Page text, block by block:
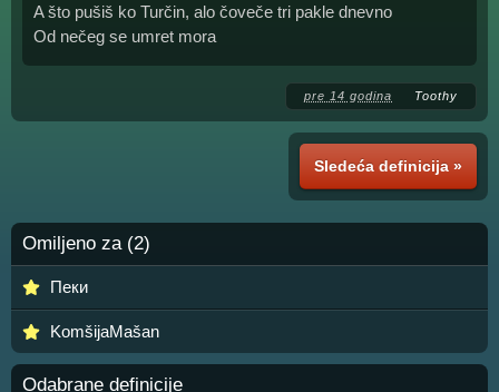
A što pušiš ko Turčin, alo čoveče tri pakle dnevno
Od nečeg se umret mora
pre 14 godina Toothy
Sledeća definicija »
Omiljeno za (2)
Пеки
KomšijaMašan
Odabrane definicije